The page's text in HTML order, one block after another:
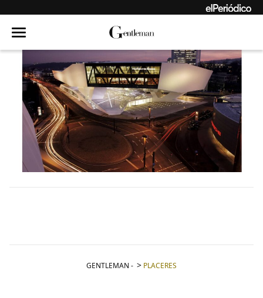
GENTLEMAN - PLACERES